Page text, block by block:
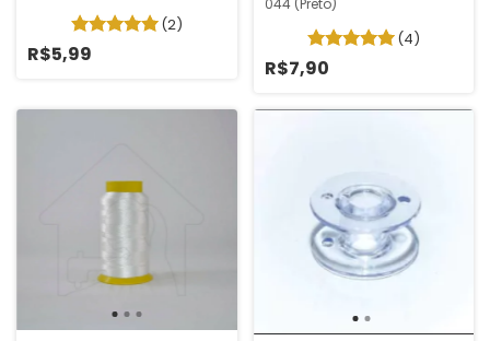
(2)
R$5,99
044 (Preto)
(4)
R$7,90